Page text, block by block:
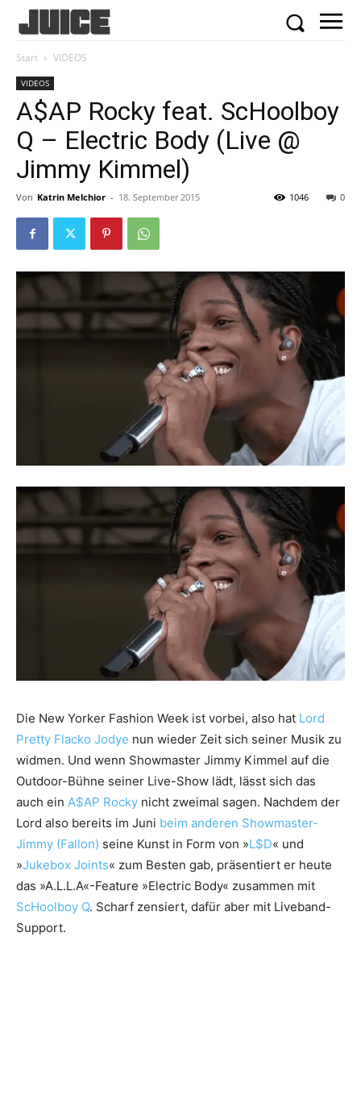
Start VIDEOS
VIDEOS
A$AP Rocky feat. ScHoolboy
Q – Electric Body (Live @
Jimmy Kimmel)
Von Katrin Melchior - 18. September 2015 0
1046
Die New Yorker Fashion Week ist vorbei, also hat Lord
Pretty Flacko Jodye nun wieder Zeit sich seiner Musik zu
widmen. Und wenn Showmaster Jimmy Kimmel auf die
Outdoor-Bühne seiner Live-Show lädt, lässt sich das
auch ein A$AP Rocky nicht zweimal sagen. Nachdem der
Lord also bereits im Juni beim anderen Showmaster-
Jimmy (Fallon) seine Kunst in Form von »L$D« und
»Jukebox Joints« zum Besten gab, präsentiert er heute
das »A.L.L.A«-Feature »Electric Body« zusammen mit
ScHoolboy Q. Scharf zensiert, dafür aber mit Liveband-
Support.